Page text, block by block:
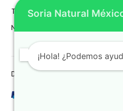
Términos
Noticias
Detalles de la
Derechos reservados SoriaNatural SN.
Soria Natural
¡Hola! ¿Podemos